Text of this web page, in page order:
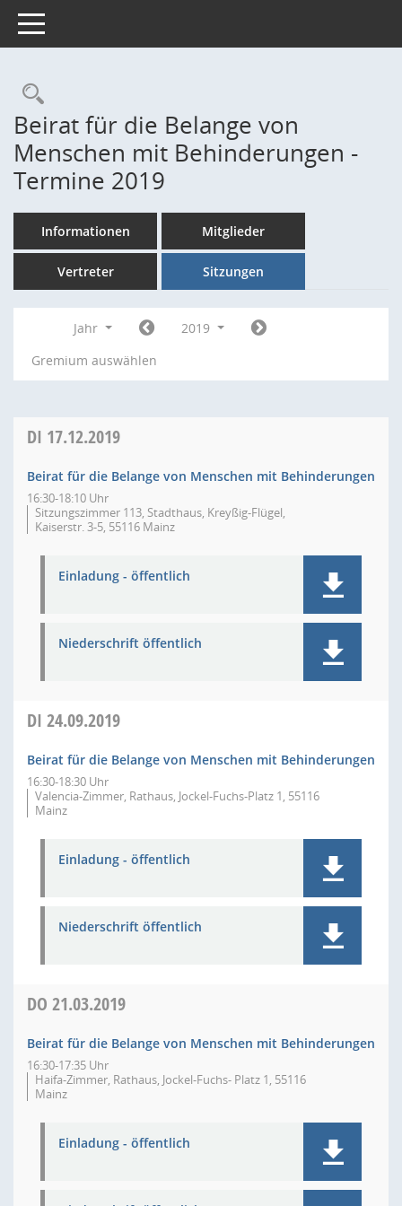
Toggle navigation
Rechercheauswahl
Beirat für die Belange von
Menschen mit Behinderungen -
Termine 2019
Informationen Mitglieder
Vertreter Sitzungen
Jahr
2019
Gremium auswählen
DI 17.12.2019
Beirat für die Belange von Menschen mit Behinderungen
16:30-18:10 Uhr
Sitzungszimmer 113, Stadthaus, Kreyßig-Flügel,
Kaiserstr. 3-5, 55116 Mainz
Einladung - öffentlich
Niederschrift öffentlich
DI 24.09.2019
Beirat für die Belange von Menschen mit Behinderungen
16:30-18:30 Uhr
Valencia-Zimmer, Rathaus, Jockel-Fuchs-Platz 1, 55116
Mainz
Einladung - öffentlich
Niederschrift öffentlich
DO 21.03.2019
Beirat für die Belange von Menschen mit Behinderungen
16:30-17:35 Uhr
Haifa-Zimmer, Rathaus, Jockel-Fuchs- Platz 1, 55116
Mainz
Einladung - öffentlich